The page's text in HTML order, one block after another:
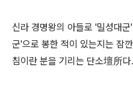
신라 경명왕의 아들로 '밀성대
군'으로 봉한 적이 있는지는 잠
침이란 분을 기리는 단소壇所다.